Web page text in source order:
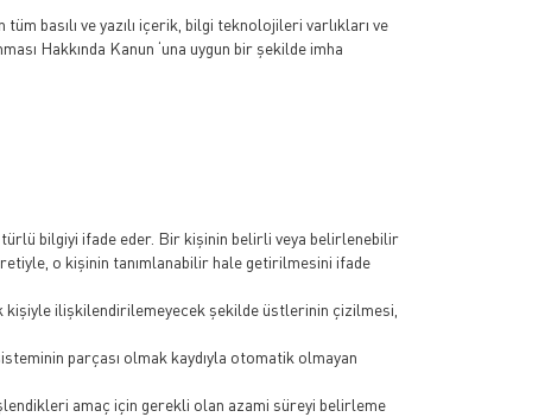
basılı ve yazılı içerik, bilgi teknolojileri varlıkları ve
Hakkında Kanun ‘una uygun bir şekilde imha
bilgiyi ifade eder. Bir kişinin belirli veya belirlenebilir
o kişinin tanımlanabilir hale getirilmesini ifade
ilişkilendirilemeyecek şekilde üstlerinin çizilmesi,
parçası olmak kaydıyla otomatik olmayan
amaç için gerekli olan azami süreyi belirleme